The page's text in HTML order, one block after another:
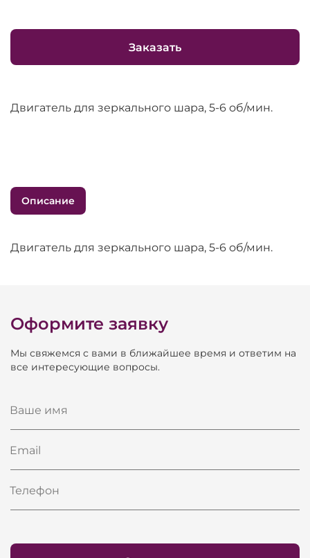
Заказать
Двигатель для зеркального шара, 5-6 об/мин.
Описание
Двигатель для зеркального шара, 5-6 об/мин.
Оформите заявку
Мы свяжемся с вами в ближайшее время и ответим на
все интересующие вопросы.
Ваше имя
Email
Телефон